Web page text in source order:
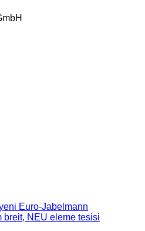
Euro-Jabelmann
breit, NEU eleme tesisi